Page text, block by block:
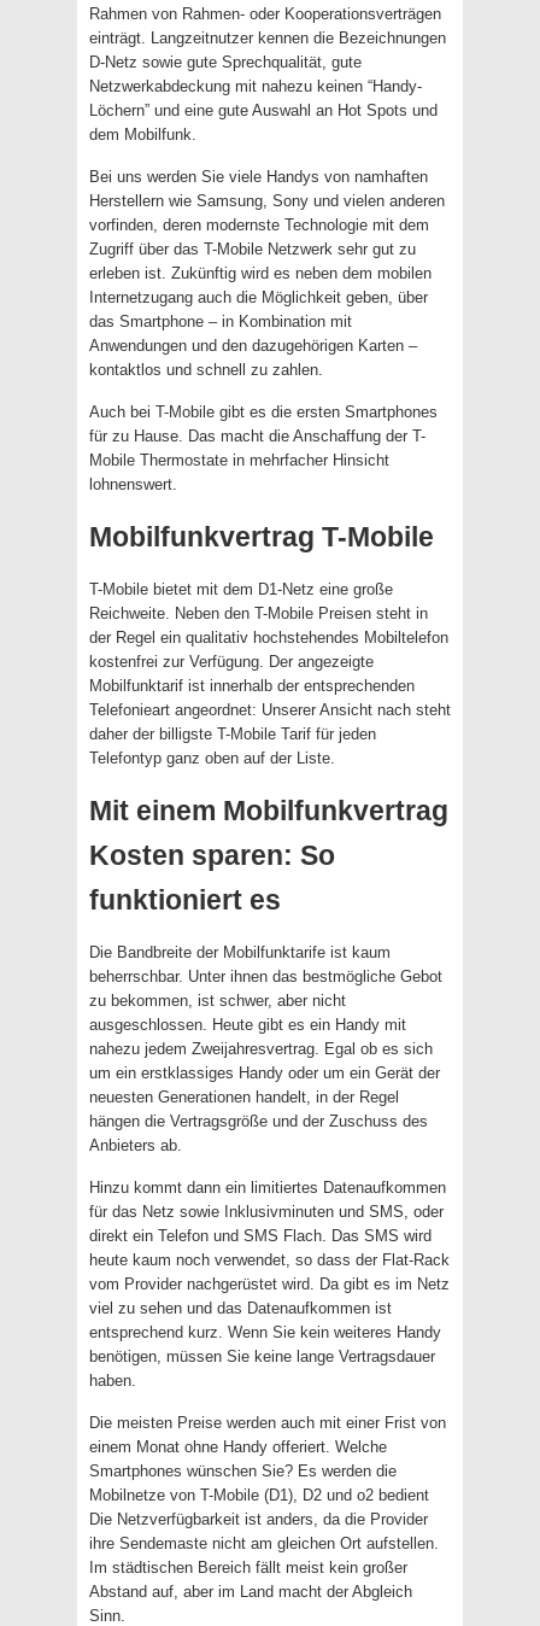
Rahmen von Rahmen- oder Kooperationsverträgen
einträgt. Langzeitnutzer kennen die Bezeichnungen
D-Netz sowie gute Sprechqualität, gute
Netzwerkabdeckung mit nahezu keinen “Handy-
Löchern” und eine gute Auswahl an Hot Spots und
dem Mobilfunk.
Bei uns werden Sie viele Handys von namhaften
Herstellern wie Samsung, Sony und vielen anderen
vorfinden, deren modernste Technologie mit dem
Zugriff über das T-Mobile Netzwerk sehr gut zu
erleben ist. Zukünftig wird es neben dem mobilen
Internetzugang auch die Möglichkeit geben, über
das Smartphone – in Kombination mit
Anwendungen und den dazugehörigen Karten –
kontaktlos und schnell zu zahlen.
Auch bei T-Mobile gibt es die ersten Smartphones
für zu Hause. Das macht die Anschaffung der T-
Mobile Thermostate in mehrfacher Hinsicht
lohnenswert.
Mobilfunkvertrag T-Mobile
T-Mobile bietet mit dem D1-Netz eine große
Reichweite. Neben den T-Mobile Preisen steht in
der Regel ein qualitativ hochstehendes Mobiltelefon
kostenfrei zur Verfügung. Der angezeigte
Mobilfunktarif ist innerhalb der entsprechenden
Telefonieart angeordnet: Unserer Ansicht nach steht
daher der billigste T-Mobile Tarif für jeden
Telefontyp ganz oben auf der Liste.
Mit einem Mobilfunkvertrag
Kosten sparen: So
funktioniert es
Die Bandbreite der Mobilfunktarife ist kaum
beherrschbar. Unter ihnen das bestmögliche Gebot
zu bekommen, ist schwer, aber nicht
ausgeschlossen. Heute gibt es ein Handy mit
nahezu jedem Zweijahresvertrag. Egal ob es sich
um ein erstklassiges Handy oder um ein Gerät der
neuesten Generationen handelt, in der Regel
hängen die Vertragsgröße und der Zuschuss des
Anbieters ab.
Hinzu kommt dann ein limitiertes Datenaufkommen
für das Netz sowie Inklusivminuten und SMS, oder
direkt ein Telefon und SMS Flach. Das SMS wird
heute kaum noch verwendet, so dass der Flat-Rack
vom Provider nachgerüstet wird. Da gibt es im Netz
viel zu sehen und das Datenaufkommen ist
entsprechend kurz. Wenn Sie kein weiteres Handy
benötigen, müssen Sie keine lange Vertragsdauer
haben.
Die meisten Preise werden auch mit einer Frist von
einem Monat ohne Handy offeriert. Welche
Smartphones wünschen Sie? Es werden die
Mobilnetze von T-Mobile (D1), D2 und o2 bedient
Die Netzverfügbarkeit ist anders, da die Provider
ihre Sendemaste nicht am gleichen Ort aufstellen.
Im städtischen Bereich fällt meist kein großer
Abstand auf, aber im Land macht der Abgleich
Sinn.